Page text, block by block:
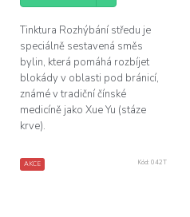
Tinktura Rozhýbání středu je
speciálně sestavená směs
bylin, která pomáhá rozbíjet
blokády v oblasti pod bránicí,
známé v tradiční čínské
medicíně jako Xue Yu (stáze
krve).
AKCE Kód: 042T